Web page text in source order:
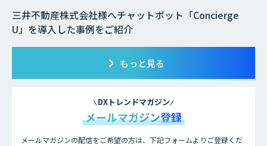
三井不動産株式会社様へチャットボット「Concierge
U」を導入した事例をご紹介
もっと見る
DXトレンドマガジン
メールマガジン登録
メールマガジンの配信をご希望の方は、下記フォームよりご登録くだ